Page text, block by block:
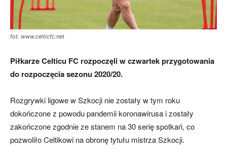
skład)
fot. www.celticfc.net
Piłkarze Celticu FC rozpoczęli w czwartek przygotowania
do rozpoczęcia sezonu 2020/20.
Rozgrywki ligowe w Szkocji nie zostały w tym roku
dokończone z powodu pandemii koronawirusa i zostały
zakończone zgodnie ze stanem na 30 serię spotkań, co
pozwoliło Celtikowi na obronę tytułu mistrza Szkocji.